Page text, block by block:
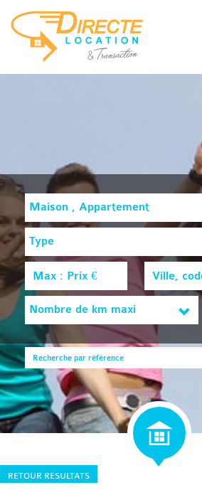
Maison , Appartement
Type
Nombre de km maxi
RETOUR RESULTATS